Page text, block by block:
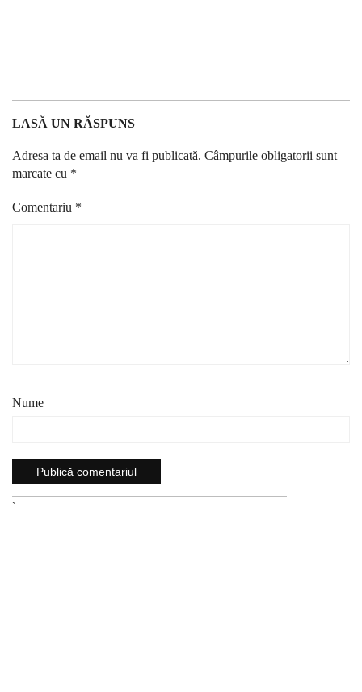
LASĂ UN RĂSPUNS
Adresa ta de email nu va fi publicată. Câmpurile obligatorii sunt
marcate cu *
Comentariu *
Nume
`